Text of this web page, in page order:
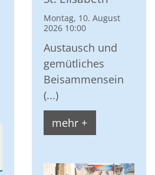
Montag, 10. August
2026 10:00
Austausch und
gemütliches
Beisammensein
(...)
mehr +